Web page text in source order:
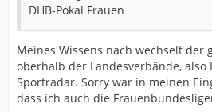
DHB-Pokal Frauen
Meines Wissens nach wechselt der
oberhalb der Landesverbände, also
Sportradar. Sorry war in meinen
dass ich auch die